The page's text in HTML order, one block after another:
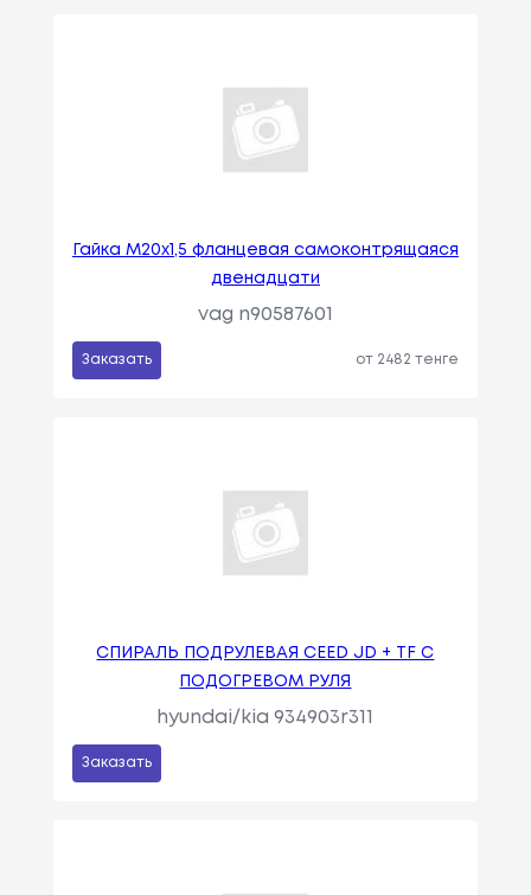
Гайка M20x1,5 фланцевая самоконтрящаяся
двенадцати
vag n90587601
Заказать от 2482 тенге
СПИРАЛЬ ПОДРУЛЕВАЯ CEED JD + TF С
ПОДОГРЕВОМ РУЛЯ
hyundai/kia 934903r311
Заказать